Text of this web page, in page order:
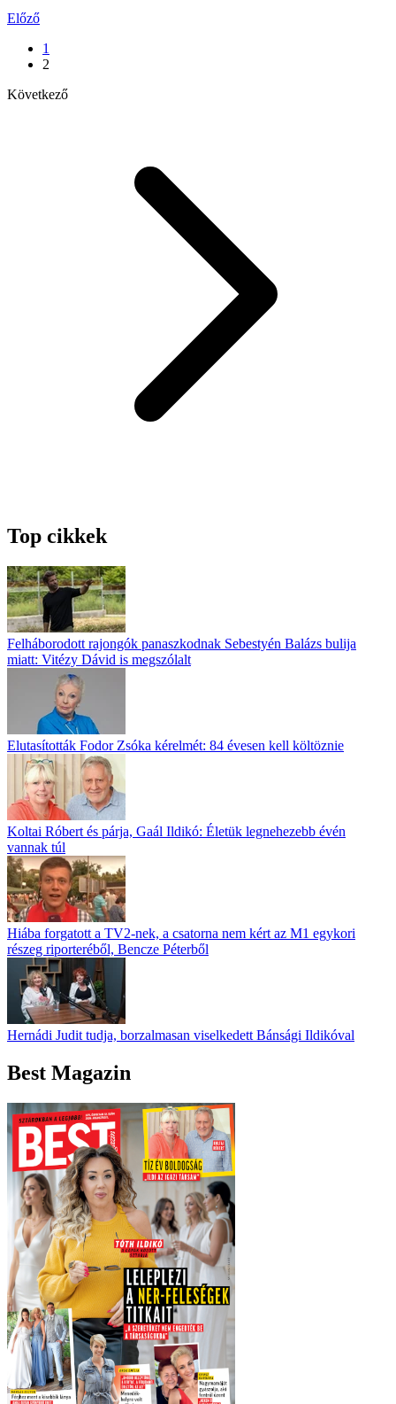
Előző
1
2
Következő
Top cikkek
Felháborodott rajongók panaszkodnak Sebestyén Balázs bulija
miatt: Vitézy Dávid is megszólalt
Elutasították Fodor Zsóka kérelmét: 84 évesen kell költöznie
Koltai Róbert és párja, Gaál Ildikó: Életük legnehezebb évén
vannak túl
Hiába forgatott a TV2-nek, a csatorna nem kért az M1 egykori
részeg riporteréből, Bencze Péterből
Hernádi Judit tudja, borzalmasan viselkedett Bánsági Ildikóval
Best Magazin